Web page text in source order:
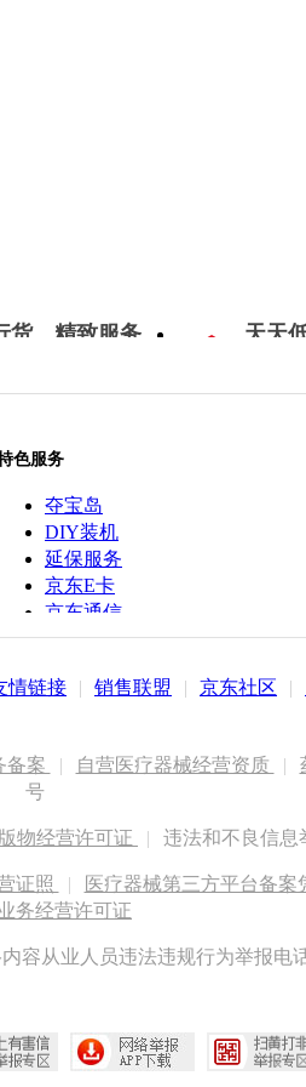
货，精致服务 天天
色服务
夺宝岛
DIY装机
延保服务
京东E卡
京东通信
京鱼座智能
情链接 | 销售联盟 | 京东社区 |
备案 | 自营医疗器械经营资质 |
号
物经营许可证 | 违法和不良信息
证照 | 医疗器械第三方平台备案
务经营许可证
容从业人员违法违规行为举报电